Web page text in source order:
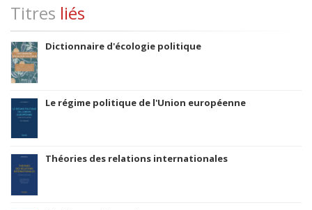
Titres liés
Dictionnaire d'écologie politique
Le régime politique de l'Union européenne
Théories des relations internationales